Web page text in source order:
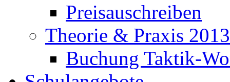
Preisauschreiben
Theorie & Praxis 2013
Buchung Taktik-